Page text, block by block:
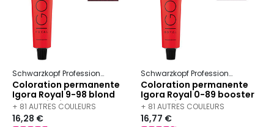
Schwarzkopf Professional Royal
Coloration permanente
Igora Royal 9-98 blond
très clair violet rouge
+ 81 AUTRES COULEURS
DISPONIBLES
16,28 €
Schwarzkopf Professional
Coloration permanente
Igora Royal 0-89 booster
rouge violet
+ 81 AUTRES COULEURS
DISPONIBLES
16,77 €